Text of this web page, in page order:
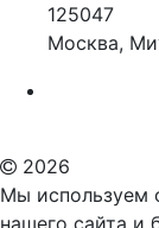
125047
Москва,
2026
Мы используем
нашего сайта и